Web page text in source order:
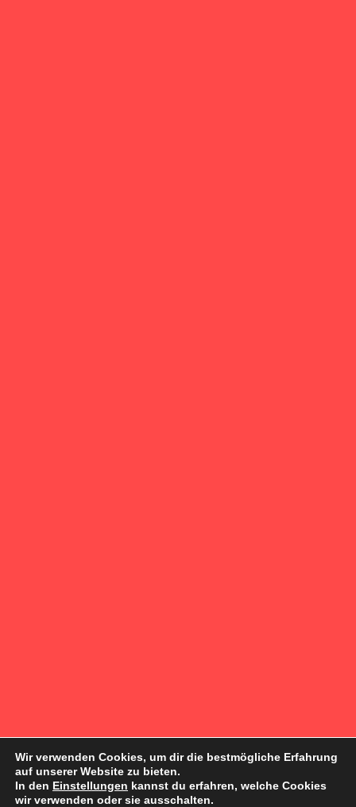
Wir verwenden Cookies, um dir die bestmögliche Erfahrung
auf unserer Website zu bieten.
In den Einstellungen kannst du erfahren, welche Cookies
wir verwenden oder sie ausschalten.